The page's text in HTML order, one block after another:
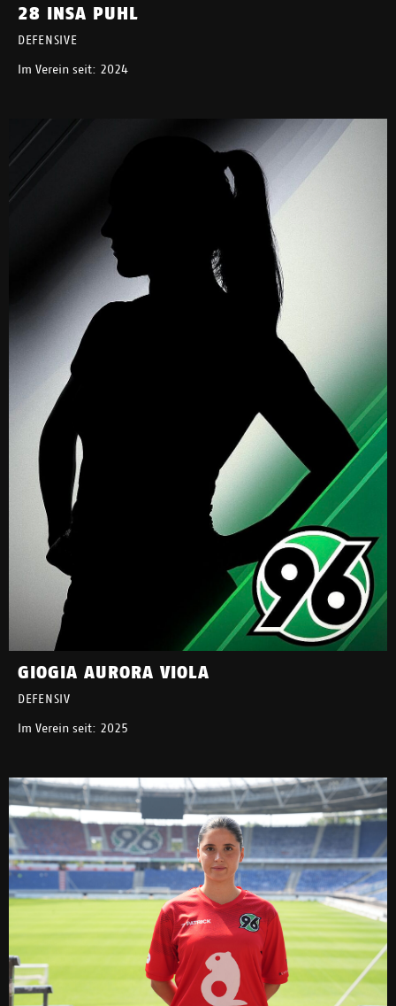
28 INSA PUHL
DEFENSIVE
Im Verein seit: 2024
GIOGIA AURORA VIOLA
DEFENSIV
Im Verein seit: 2025